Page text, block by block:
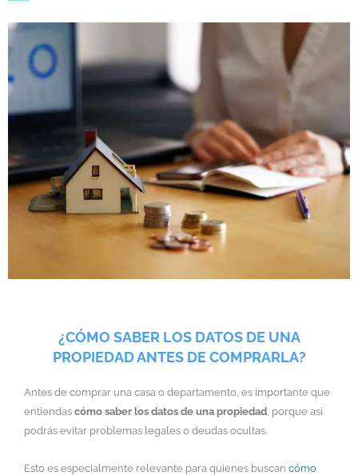
¿CÓMO SABER LOS DATOS DE UNA
PROPIEDAD ANTES DE COMPRARLA?
Antes de comprar una casa o departamento, es importante que
entiendas cómo saber los datos de una propiedad, porque así
podrás evitar problemas legales o deudas ocultas.
Esto es especialmente relevante para quienes buscan cómo